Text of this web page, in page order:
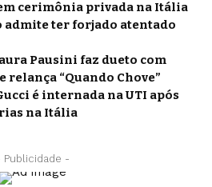
cerimônia privada na Itália
ter forjado atentado
Pausini faz dueto com
relança “Quando Chove”
é internada na UTI após
na Itália
Publicidade -